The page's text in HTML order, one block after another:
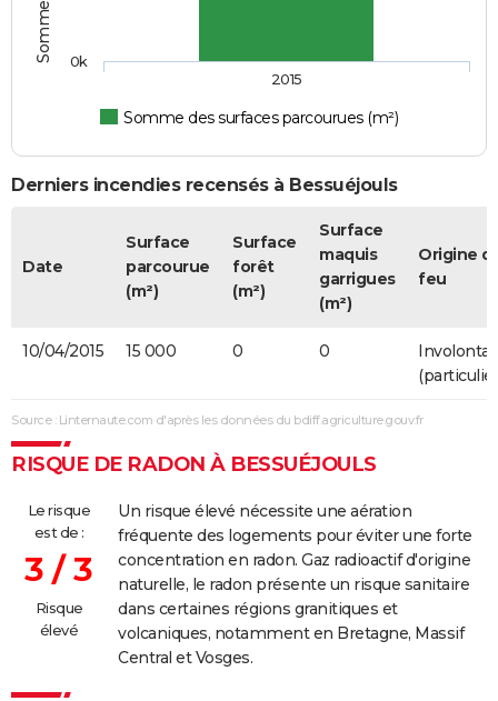
Somme des surfaces parcourues (m²)
2015
0k
Derniers incendies recensés à Bessuéjouls
Date
Surface
parcourue
(m²)
Surface
forêt
(m²)
Surface
maquis
garrigues
(m²)
Origine
feu
10/04/2015 15 000 0 0
Source : Linternaute.com d'après les données du bdiff.agriculture.gouv.fr
RISQUE DE RADON À BESSUÉJOULS
Le risque
est de :
3 / 3
Risque
élevé
Un risque élevé nécessite une aération
fréquente des logements pour éviter une forte
concentration en radon. Gaz radioactif d'origine
naturelle, le radon présente un risque sanitaire
dans certaines régions granitiques et
volcaniques, notamment en Bretagne, Massif
Central et Vosges.